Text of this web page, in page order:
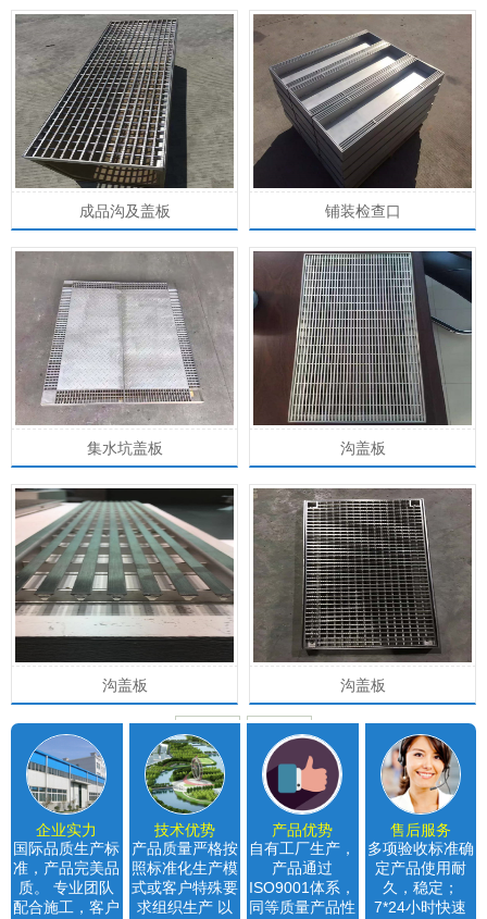
成品沟及盖板 铺装检查口
集水坑盖板 沟盖板
沟盖板 沟盖板
企业实力
国际品质生产标
准，产品完美品
质。 专业团队
配合施工，客户
技术优势
产品质量严格按
照标准化生产模
式或客户特殊要
求组织生产 以
产品优势
自有工厂生产，
产品通过
ISO9001体系，
同等质量产品性
售后服务
多项验收标准确
定产品使用耐
久，稳定；
7*24小时快速